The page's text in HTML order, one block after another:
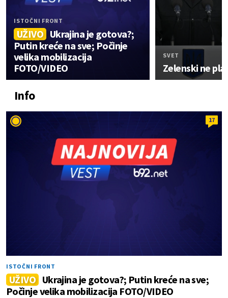
ISTOČNI FRONT
UŽIVO Ukrajina je gotova?;
Putin kreće na sve; Počinje
velika mobilizacija
FOTO/VIDEO
SVET
Zelenski ne
Info
17
ISTOČNI FRONT
UŽIVO Ukrajina je gotova?; Putin kreće na sve;
Počinje velika mobilizacija FOTO/VIDEO